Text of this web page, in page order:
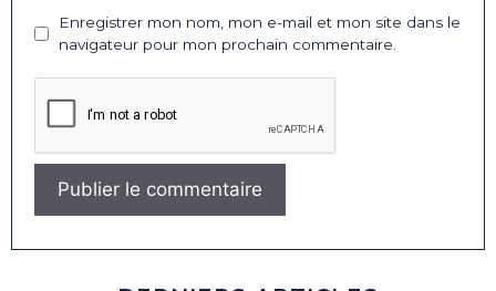
Enregistrer mon nom, mon e-mail et mon site dans le
navigateur pour mon prochain commentaire.